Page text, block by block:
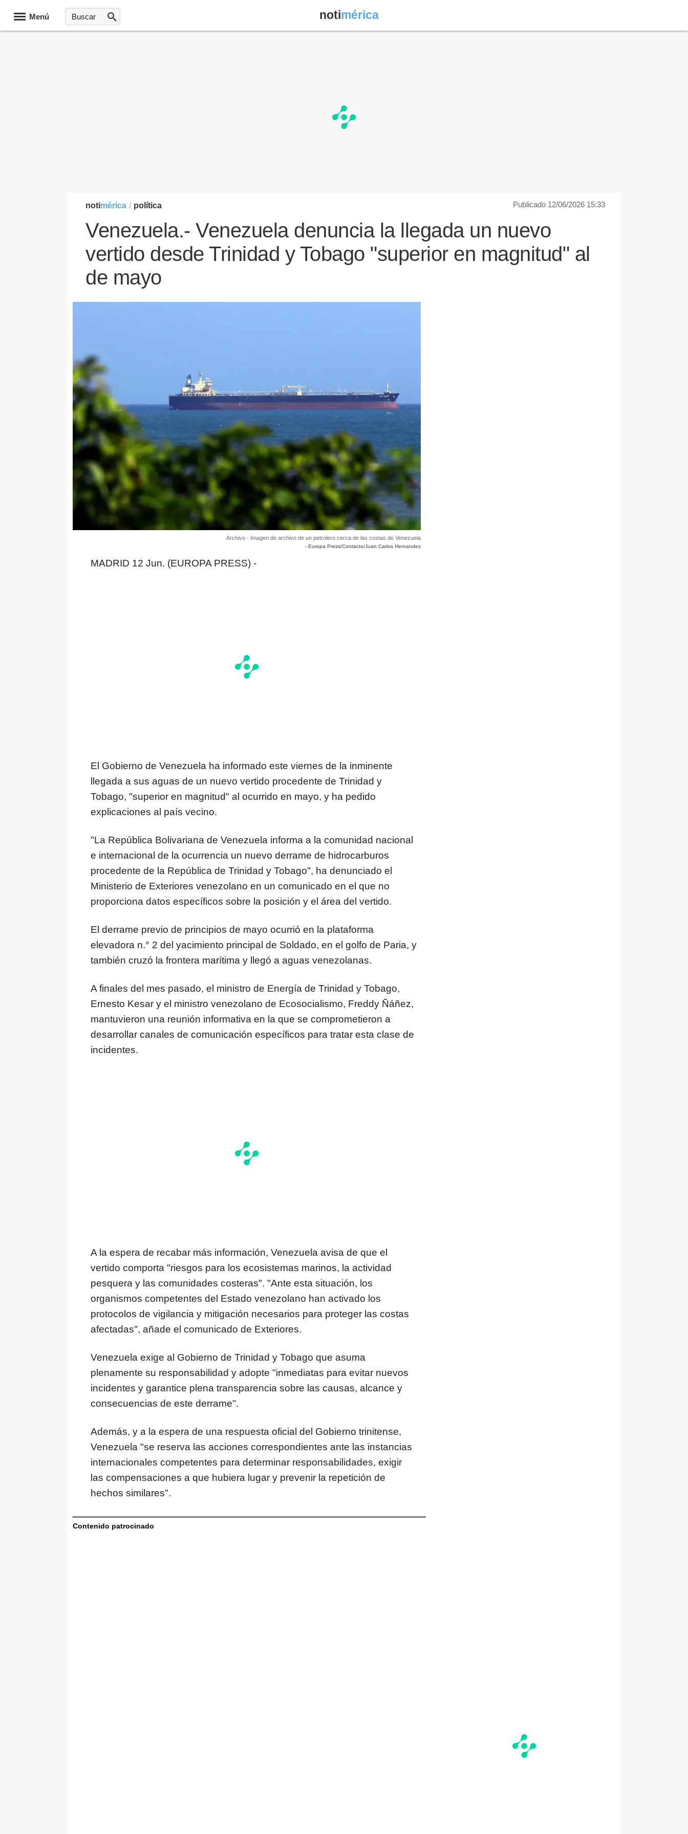
Menú notimérica
notimérica / política Publicado 12/06/2026 15:33
Venezuela.- Venezuela denuncia la llegada un nuevo
vertido desde Trinidad y Tobago "superior en magnitud" al
de mayo
Archivo - Imagen de archivo de un petrolero cerca de las costas de Venezuela
- Europa Press/Contacto/Juan Carlos Hernandez
MADRID 12 Jun. (EUROPA PRESS) -
El Gobierno de Venezuela ha informado este viernes de la inminente
llegada a sus aguas de un nuevo vertido procedente de Trinidad y
Tobago, "superior en magnitud" al ocurrido en mayo, y ha pedido
explicaciones al país vecino.
"La República Bolivariana de Venezuela informa a la comunidad nacional
e internacional de la ocurrencia un nuevo derrame de hidrocarburos
procedente de la República de Trinidad y Tobago", ha denunciado el
Ministerio de Exteriores venezolano en un comunicado en el que no
proporciona datos específicos sobre la posición y el área del vertido.
El derrame previo de principios de mayo ocurrió en la plataforma
elevadora n.° 2 del yacimiento principal de Soldado, en el golfo de Paria, y
también cruzó la frontera marítima y llegó a aguas venezolanas.
A finales del mes pasado, el ministro de Energía de Trinidad y Tobago,
Ernesto Kesar y el ministro venezolano de Ecosocialismo, Freddy Ñáñez,
mantuvieron una reunión informativa en la que se comprometieron a
desarrollar canales de comunicación específicos para tratar esta clase de
incidentes.
A la espera de recabar más información, Venezuela avisa de que el
vertido comporta "riesgos para los ecosistemas marinos, la actividad
pesquera y las comunidades costeras". "Ante esta situación, los
organismos competentes del Estado venezolano han activado los
protocolos de vigilancia y mitigación necesarios para proteger las costas
afectadas", añade el comunicado de Exteriores.
Venezuela exige al Gobierno de Trinidad y Tobago que asuma
plenamente su responsabilidad y adopte "inmediatas para evitar nuevos
incidentes y garantice plena transparencia sobre las causas, alcance y
consecuencias de este derrame".
Además, y a la espera de una respuesta oficial del Gobierno trinitense,
Venezuela "se reserva las acciones correspondientes ante las instancias
internacionales competentes para determinar responsabilidades, exigir
las compensaciones a que hubiera lugar y prevenir la repetición de
hechos similares".
Contenido patrocinado